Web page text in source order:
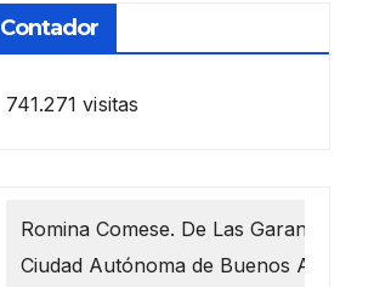
Contador
741.271 visitas
Romina Comese. De Las Garantías 1218
Ciudad Autónoma de Buenos Aires